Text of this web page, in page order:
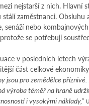
nejstarší z nich. Hlavní
zaměstnanci.
nebo
se potřebují
v posledních letech
část celkové
jsou pro zemědělce
výroba téměř na hraně
i vysokými náklady,“